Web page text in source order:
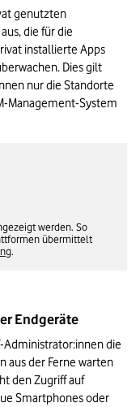
genutzten
die für die
installierte Apps
Dies gilt
nur die Standorte
Management-System
werden. So
übermittelt
.
Endgeräte
die
aus der Ferne warten
den Zugriff auf
Smartphones oder